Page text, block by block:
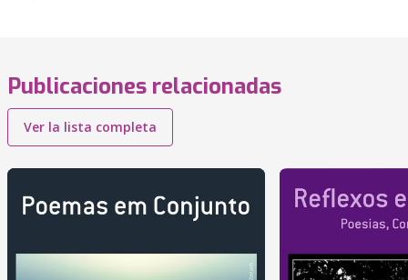
Publicaciones relacionadas
Ver la lista completa